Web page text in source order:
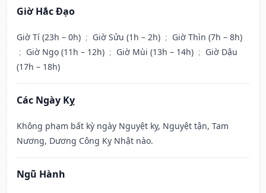
Giờ Hắc Đạo
Giờ Tí (23h – 0h) ; Giờ Sửu (1h – 2h) ; Giờ Thìn (7h – 8h)
; Giờ Ngọ (11h – 12h) ; Giờ Mùi (13h – 14h) ; Giờ Dậu
(17h – 18h)
Các Ngày Kỵ
Không phạm bất kỳ ngày Nguyệt kỵ, Nguyệt tận, Tam
Nương, Dương Công Kỵ Nhật nào.
Ngũ Hành